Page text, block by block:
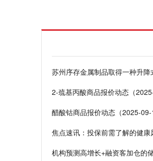
苏州序存金属制品取得一种升
2-巯基丙酸商品报价动态（
醋酸钴商品报价动态（2025-
焦点速讯：投保前需了解的健康
机构预测高增长+融资客加仓的